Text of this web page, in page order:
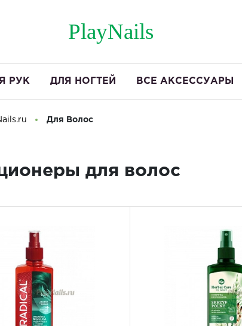
PlayNails
РУК ДЛЯ НОГТЕЙ ВСЕ АКСЕССУАРЫ
Для Волос
для волос